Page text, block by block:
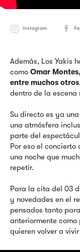
Instagram
Además, Los Yakis
como Omar
entre muchos otros
dentro de la escena
Su directo es ya
una atmósfera
parte del
Por eso el concierto
una noche que
repetir.
Para la cita del 03
y novedades en el
pensados tanto
anteriormente
quieren volver a